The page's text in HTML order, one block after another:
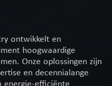
ontwikkelt en
hoogwaardige
Onze oplossingen zijn
en decennialange